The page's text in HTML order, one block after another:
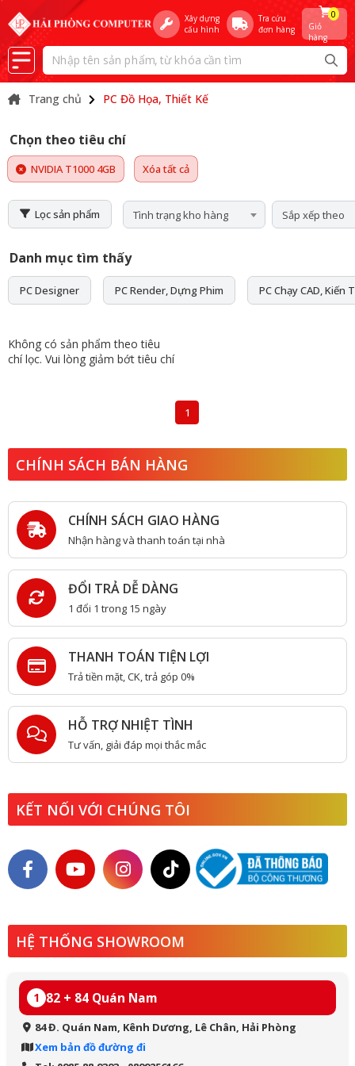
Xây dựng
cấu hình
Tra cứu
đơn hàng
Giỏ
hàng
0
Trang chủ PC Đồ Họa, Thiết Kế
Chọn theo tiêu chí
NVIDIA T1000 4GB Xóa tất cả
Lọc sản phẩm Tình trạng kho hàng Sắp xếp theo
Danh mục tìm thấy
PC Designer PC Render, Dựng Phim PC Chạy CAD, Kiến
Không có sản phẩm theo tiêu
chí lọc. Vui lòng giảm bớt tiêu chí
1
CHÍNH SÁCH BÁN HÀNG
CHÍNH SÁCH GIAO HÀNG
Nhận hàng và thanh toán tại nhà
ĐỔI TRẢ DỄ DÀNG
1 đổi 1 trong 15 ngày
THANH TOÁN TIỆN LỢI
Trả tiền mặt, CK, trả góp 0%
HỖ TRỢ NHIỆT TÌNH
Tư vấn, giải đáp mọi thắc mắc
KẾT NỐI VỚI CHÚNG TÔI
HỆ THỐNG SHOWROOM
1 82 + 84 Quán Nam
84 Đ. Quán Nam, Kênh Dương, Lê Chân, Hải Phòng
Xem bản đồ đường đi